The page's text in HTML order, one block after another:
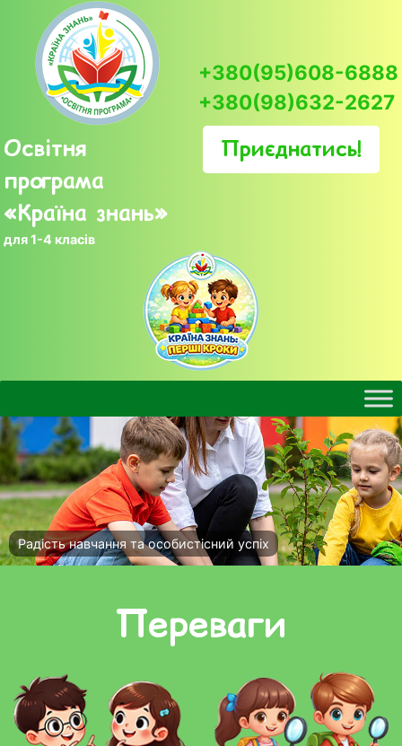
content
Освітня
програма
«Країна знань»
для 1-4 класів
+380(95)608-6888
+380(98)632-2627
Приєднатись!
Акцент на реальні можливості дітей
Переваги